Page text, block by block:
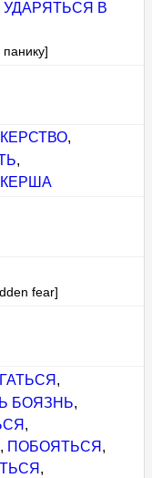
УДАРЯТЬСЯ В
,
,
fear]
,
БОЯЗНЬ,
,
, ПОБОЯТЬСЯ ,
,